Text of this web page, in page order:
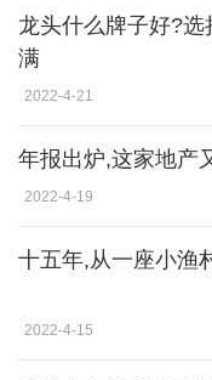
龙头什么牌子好?
满
2022-4-21
年报出炉,这家地产
2022-4-19
十五年,从一座小渔
2022-4-15